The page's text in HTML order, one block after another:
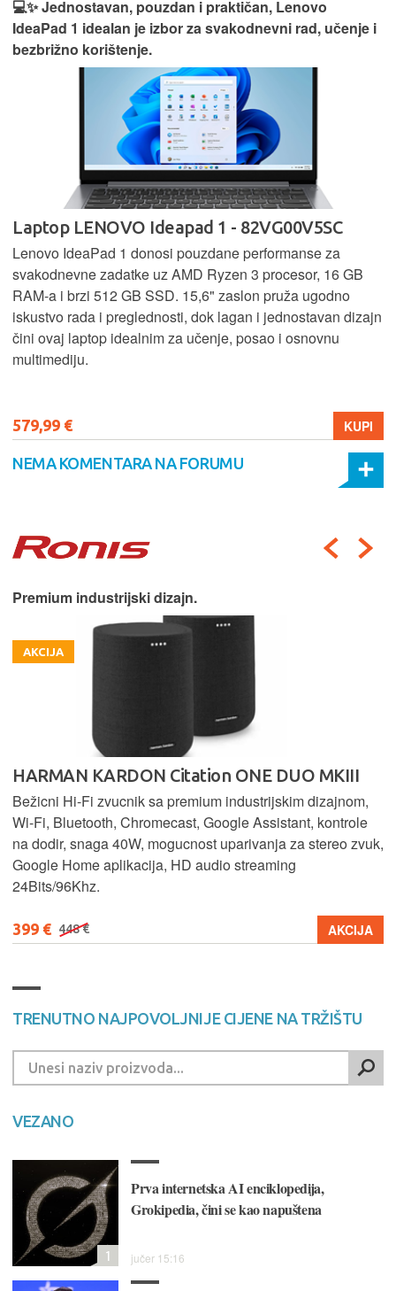
💻✨ Jednostavan, pouzdan i praktičan, Lenovo
IdeaPad 1 idealan je izbor za svakodnevni rad, učenje i
bezbrižno korištenje.
Laptop LENOVO Ideapad 1 - 82VG00V5SC
Lenovo IdeaPad 1 donosi pouzdane performanse za
svakodnevne zadatke uz AMD Ryzen 3 procesor, 16 GB
RAM-a i brzi 512 GB SSD. 15,6" zaslon pruža ugodno
iskustvo rada i preglednosti, dok lagan i jednostavan dizajn
čini ovaj laptop idealnim za učenje, posao i osnovnu
multimediju.
579,99 € KUPI
NEMA KOMENTARA NA FORUMU
Premium industrijski dizajn.
AKCIJA
HARMAN KARDON Citation ONE DUO MKIII
Bežicni Hi-Fi zvucnik sa premium industrijskim dizajnom,
Wi-Fi, Bluetooth, Chromecast, Google Assistant, kontrole
na dodir, snaga 40W, mogucnost uparivanja za stereo zvuk,
Google Home aplikacija, HD audio streaming
24Bits/96Khz.
399 € 448 € AKCIJA
TRENUTNO NAJPOVOLJNIJE CIJENE NA TRŽIŠTU
VEZANO
Prva internetska AI enciklopedija,
Grokipedia, čini se kao napuštena
jučer 15:16
1